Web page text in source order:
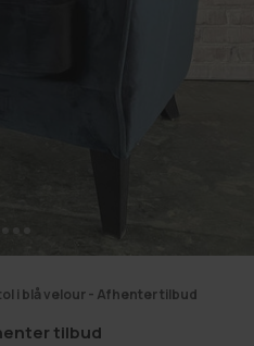
i blå velour - Afhenter tilbud
tilbud